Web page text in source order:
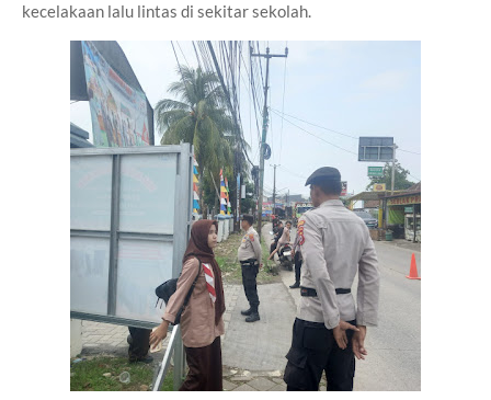
kecelakaan lalu lintas di sekitar sekolah.